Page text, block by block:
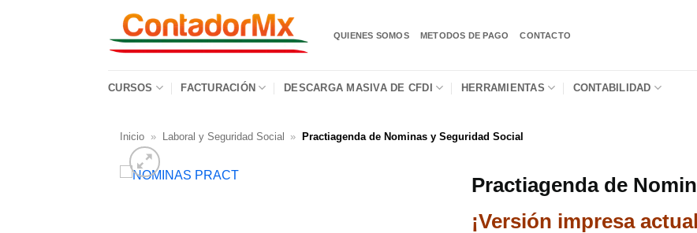
QUIENES SOMOS METODOS DE PAGO CONTACTO
CURSOS FACTURACIÓN DESCARGA MASIVA DE CFDI HERRAMIENTAS CONTABILIDAD
Inicio » Laboral y Seguridad Social » Practiagenda de Nominas y Seguridad Social
Practiagenda de
¡Versión impresa